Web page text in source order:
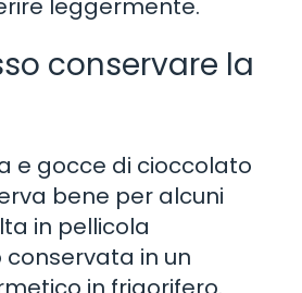
leggermente.
conservare la
e gocce di cioccolato
bene per alcuni
in pellicola
in un